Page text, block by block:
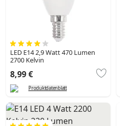
LED E14 2,9 Watt 470 Lumen
2700 Kelvin
8,99 €
Produktdatenblatt